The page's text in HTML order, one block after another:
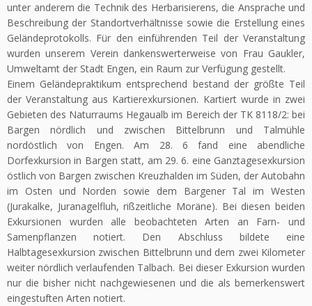
unter anderem die Technik des Herbarisierens, die Ansprache und
Beschreibung der Standortverhältnisse sowie die Erstellung eines
Geländeprotokolls. Für den einführenden Teil der Veranstaltung
wurden unserem Verein dankenswerterweise von Frau Gaukler,
Umweltamt der Stadt Engen, ein Raum zur Verfügung gestellt.
Einem Geländepraktikum entsprechend bestand der größte Teil
der Veranstaltung aus Kartierexkursionen. Kartiert wurde in zwei
Gebieten des Naturraums Hegaualb im Bereich der TK 8118/2: bei
Bargen nördlich und zwischen Bittelbrunn und Talmühle
nordöstlich von Engen. Am 28. 6 fand eine abendliche
Dorfexkursion in Bargen statt, am 29. 6. eine Ganztagesexkursion
östlich von Bargen zwischen Kreuzhalden im Süden, der Autobahn
im Osten und Norden sowie dem Bargener Tal im Westen
(Jurakalke, Juranagelfluh, rißzeitliche Moräne). Bei diesen beiden
Exkursionen wurden alle beobachteten Arten an Farn- und
Samenpflanzen notiert. Den Abschluss bildete eine
Halbtagesexkursion zwischen Bittelbrunn und dem zwei Kilometer
weiter nördlich verlaufenden Talbach. Bei dieser Exkursion wurden
nur die bisher nicht nachgewiesenen und die als bemerkenswert
eingestuften Arten notiert.